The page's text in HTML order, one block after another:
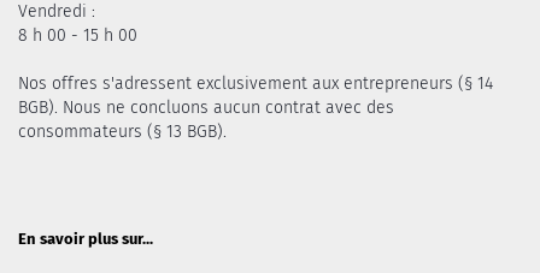
Vendredi :
8 h 00 - 15 h 00
Nos offres s'adressent exclusivement aux entrepreneurs (§ 14
BGB). Nous ne concluons aucun contrat avec des
consommateurs (§ 13 BGB).
En savoir plus sur...